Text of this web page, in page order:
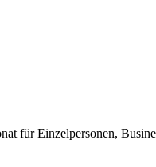
für Einzelpersonen,